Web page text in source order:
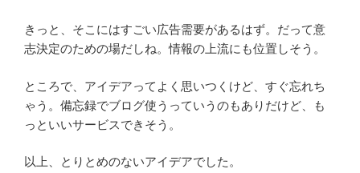
きっと、そこにはすごい広告需要があるはず。だって意
志決定のための場だしね。情報の上流にも位置しそう。
ところで、アイデアってよく思いつくけど、すぐ忘れち
ゃう。備忘録でブログ使うっていうのもありだけど、も
っといいサービスできそう。
以上、とりとめのないアイデアでした。